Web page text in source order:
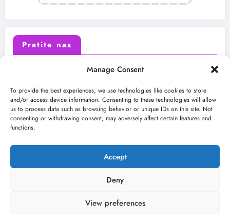
Manage Consent
To provide the best experiences, we use technologies like cookies to store
and/or access device information. Consenting to these technologies will allow
us to process data such as browsing behavior or unique IDs on this site. Not
consenting or withdrawing consent, may adversely affect certain features and
functions.
Accept
Deny
View preferences
Pratite nas
Instagram Youtube
O nama Uslovi Kontakt